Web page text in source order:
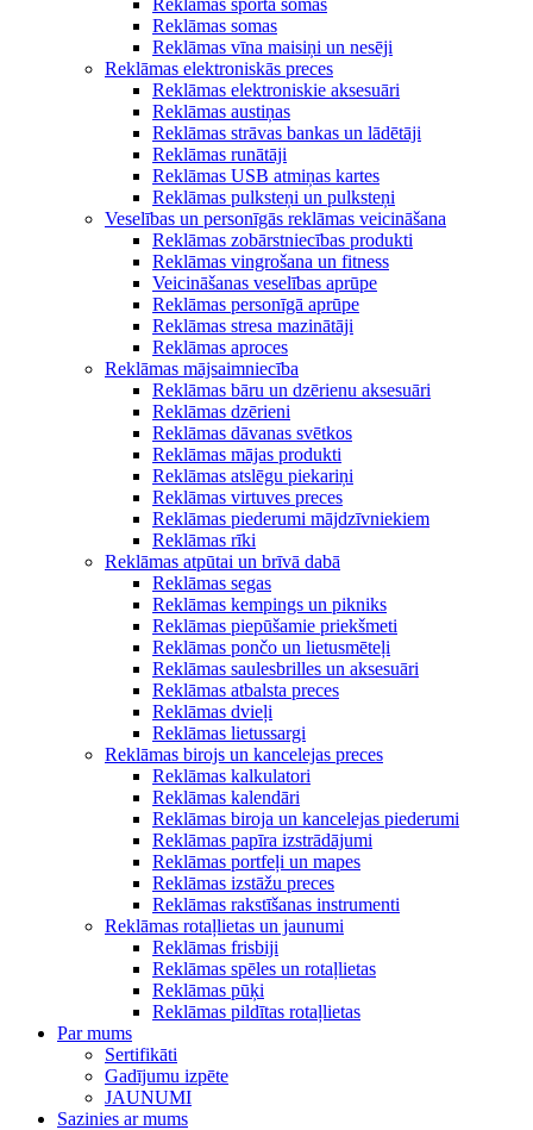
Reklāmas sporta somas
Reklāmas somas
Reklāmas vīna maisiņi un nesēji
Reklāmas elektroniskās preces
Reklāmas elektroniskie aksesuāri
Reklāmas austiņas
Reklāmas strāvas bankas un lādētāji
Reklāmas runātāji
Reklāmas USB atmiņas kartes
Reklāmas pulksteņi un pulksteņi
Veselības un personīgās reklāmas veicināšana
Reklāmas zobārstniecības produkti
Reklāmas vingrošana un fitness
Veicināšanas veselības aprūpe
Reklāmas personīgā aprūpe
Reklāmas stresa mazinātāji
Reklāmas aproces
Reklāmas mājsaimniecība
Reklāmas bāru un dzērienu aksesuāri
Reklāmas dzērieni
Reklāmas dāvanas svētkos
Reklāmas mājas produkti
Reklāmas atslēgu piekariņi
Reklāmas virtuves preces
Reklāmas piederumi mājdzīvniekiem
Reklāmas rīki
Reklāmas atpūtai un brīvā dabā
Reklāmas segas
Reklāmas kempings un pikniks
Reklāmas piepūšamie priekšmeti
Reklāmas pončo un lietusmēteļi
Reklāmas saulesbrilles un aksesuāri
Reklāmas atbalsta preces
Reklāmas dvieļi
Reklāmas lietussargi
Reklāmas birojs un kancelejas preces
Reklāmas kalkulatori
Reklāmas kalendāri
Reklāmas biroja un kancelejas piederumi
Reklāmas papīra izstrādājumi
Reklāmas portfeļi un mapes
Reklāmas izstāžu preces
Reklāmas rakstīšanas instrumenti
Reklāmas rotaļlietas un jaunumi
Reklāmas frisbiji
Reklāmas spēles un rotaļlietas
Reklāmas pūķi
Reklāmas pildītas rotaļlietas
Par mums
Sertifikāti
Gadījumu izpēte
JAUNUMI
Sazinies ar mums